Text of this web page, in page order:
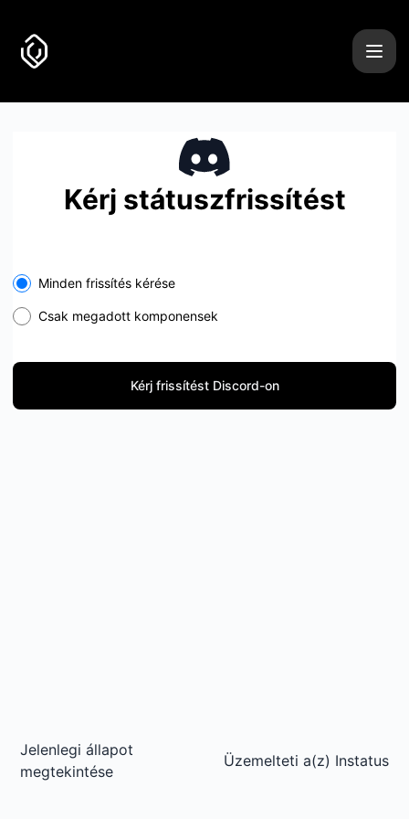
Kérj státuszfrissítést
Minden frissítés kérése
Csak megadott komponensek
Kérj frissítést Discord-on
Jelenlegi állapot
megtekintése
Üzemelteti a(z) Instatus